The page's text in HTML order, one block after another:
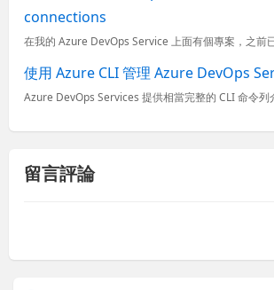
connections
使用 Azure CLI 管理 Azure DevOps
留言評論